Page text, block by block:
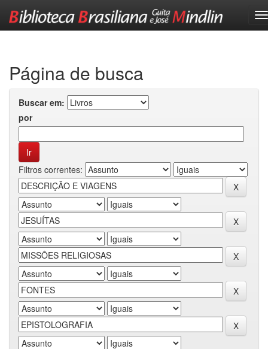
Página de busca
Buscar em:
por
Filtros correntes: